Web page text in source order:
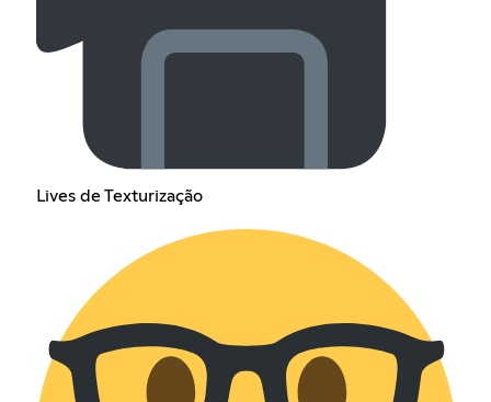
Lives de Texturização